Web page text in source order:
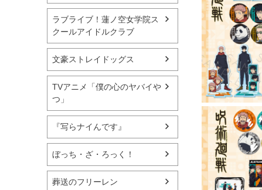
ラブライブ！蓮ノ空女学院ス
クールアイドルクラブ
文豪ストレイドッグス
TVアニメ「僕の心のヤバイや
つ」
『写らナイんです』
ぼっち・ざ・ろっく！
葬送のフリーレン